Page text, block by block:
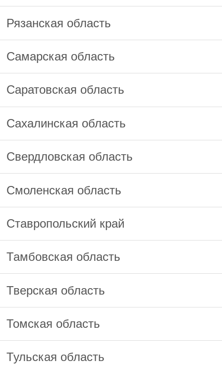
Рязанская область
Самарская область
Саратовская область
Сахалинская область
Свердловская область
Смоленская область
Ставропольский край
Тамбовская область
Тверская область
Томская область
Тульская область